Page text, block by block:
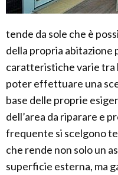
tende da sole che è
della propria abitazione
caratteristiche varie tra
poter effettuare una
base delle proprie
dell’area da riparare e
frequente si scelgono
che rende non solo un
superficie esterna, ma